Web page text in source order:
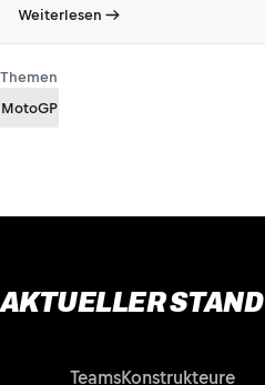
Weiterlesen
Themen
MotoGP
AKTUELLER STAND
TeamsKonstrukteure